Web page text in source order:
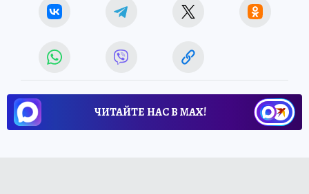
ЧИТАЙТЕ НАС В МАХ!